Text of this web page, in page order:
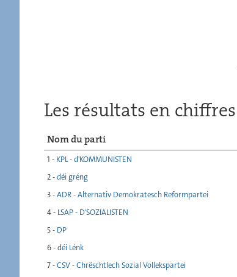
Les résultats en chiffres
Nom du parti
1 - KPL - d'KOMMUNISTEN
2 -déi gréng
3 -ADR - Alternativ Demokratesch Reformpartei
4 - LSAP - D'SOZIALISTEN
5 - DP
6 -déi Lénk
7 -CSV - Chrëschtlech Sozial Vollekspartei